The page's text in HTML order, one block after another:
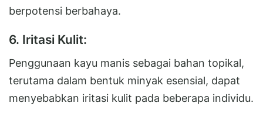
berpotensi berbahaya.
6. Iritasi Kulit:
Penggunaan kayu manis sebagai bahan topikal,
terutama dalam bentuk minyak esensial, dapat
menyebabkan iritasi kulit pada beberapa individu.